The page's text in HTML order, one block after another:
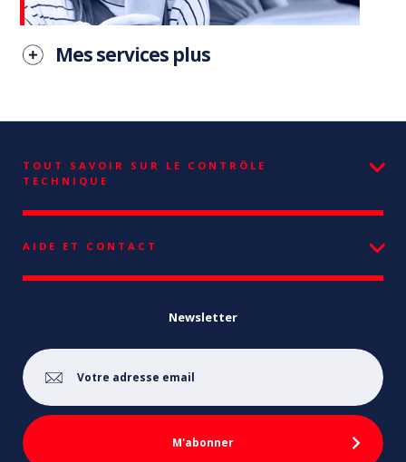
Mes services plus
TOUT SAVOIR SUR LE CONTRÔLE
TECHNIQUE
AIDE ET CONTACT
Newsletter